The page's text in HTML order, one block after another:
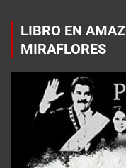
LIBRO EN
MIRAFLORES